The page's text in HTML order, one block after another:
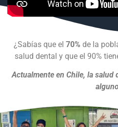
¿Sabías que el 70% de la
salud dental y que el 90%
Actualmente en Chile, la